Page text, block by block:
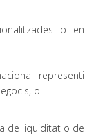
o en
representi
o
de liquiditat o de